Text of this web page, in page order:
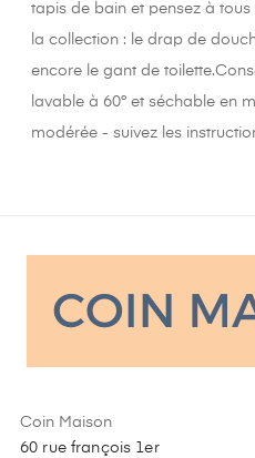
tapis de bain et pensez à
la collection : le drap de
encore le gant de
lavable à 60° et séchable en
modérée - suivez les
Coin Maison
60 rue françois 1er